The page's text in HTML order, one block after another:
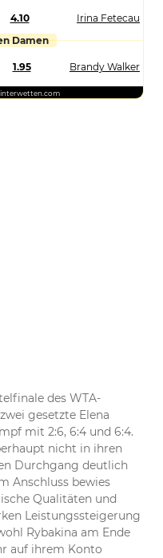
4.10
Irina Fetecau
Damen
1.95 Brandy Walker
interwetten.com
des WTA-
gesetzte Elena
mit 2:6, 6:4 und 6:4.
nicht in ihren
Durchgang deutlich
Anschluss bewies
Qualitäten und
Leistungssteigerung
Rybakina am Ende
auf ihrem Konto